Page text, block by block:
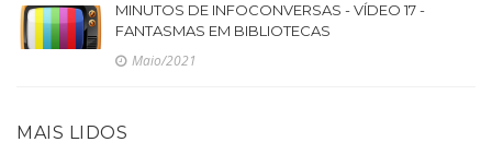
MINUTOS DE INFOCONVERSAS - VÍDEO 17 -
FANTASMAS EM BIBLIOTECAS
Maio/2021
MAIS LIDOS